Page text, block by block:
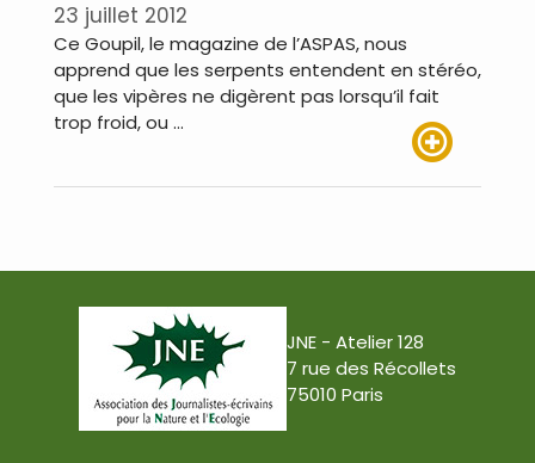
23 juillet 2012
Ce Goupil, le magazine de l’ASPAS, nous
apprend que les serpents entendent en stéréo,
que les vipères ne digèrent pas lorsqu’il fait
trop froid, ou …
JNE - Atelier 128
7 rue des Récollets
75010 Paris